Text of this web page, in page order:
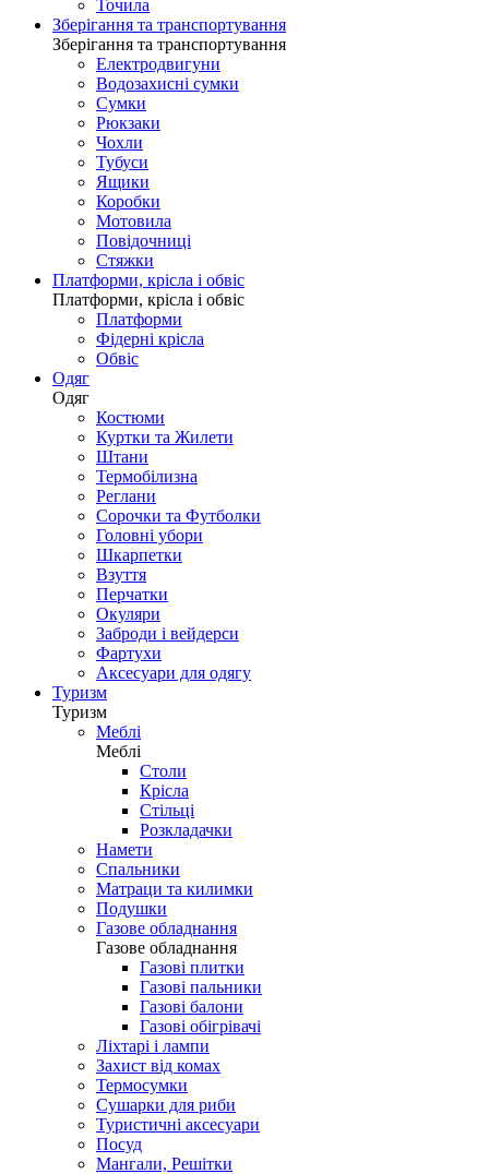
Точила
Зберігання та транспортування
Зберігання та транспортування
Електродвигуни
Водозахисні сумки
Сумки
Рюкзаки
Чохли
Тубуси
Ящики
Коробки
Мотовила
Повідочниці
Стяжки
Платформи, крісла і обвіс
Платформи, крісла і обвіс
Платформи
Фідерні крісла
Обвіс
Одяг
Одяг
Костюми
Куртки та Жилети
Штани
Термобілизна
Реглани
Сорочки та Футболки
Головні убори
Шкарпетки
Взуття
Перчатки
Окуляри
Заброди і вейдерси
Фартухи
Аксесуари для одягу
Туризм
Туризм
Меблі
Меблі
Столи
Крісла
Стільці
Розкладачки
Намети
Спальники
Матраци та килимки
Подушки
Газове обладнання
Газове обладнання
Газові плитки
Газові пальники
Газові балони
Газові обігрівачі
Ліхтарі і лампи
Захист від комах
Термосумки
Сушарки для риби
Туристичні аксесуари
Посуд
Мангали, Решітки